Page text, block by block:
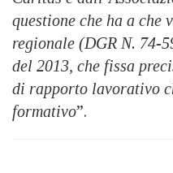
questione che ha a che
regionale (DGR N. 74-
del 2013, che fissa
di rapporto lavorativo
formativo”.